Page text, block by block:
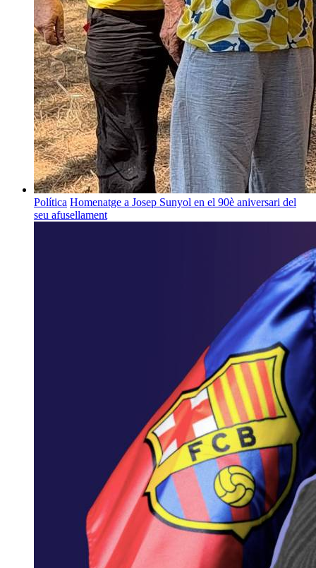
Política Homenatge a Josep Sunyol en el 90è aniversari del
seu afusellament